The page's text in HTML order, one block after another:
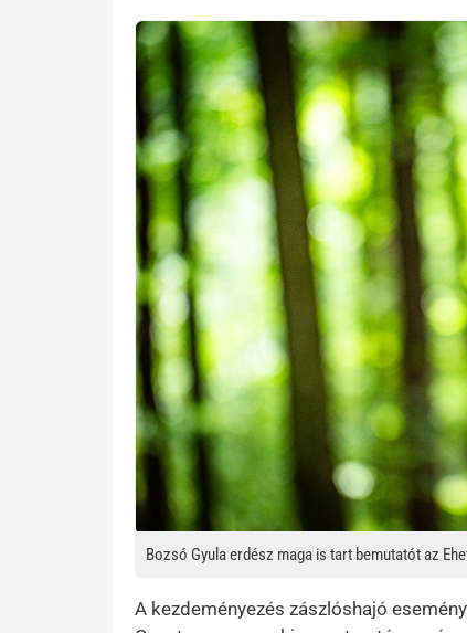
Kép
Bozsó Gyula erdész maga is tart bemutatót az
A kezdeményezés zászlóshajó